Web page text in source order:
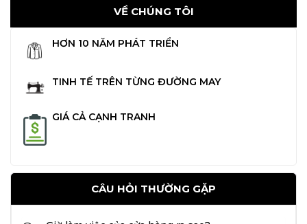
VỀ CHÚNG TÔI
HƠN 10 NĂM PHÁT TRIỂN
TINH TẾ TRÊN TỪNG ĐƯỜNG MAY
GIÁ CẢ CẠNH TRANH
CÂU HỎI THƯỜNG GẶP